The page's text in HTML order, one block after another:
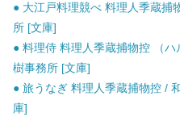
● 大江戸料理競べ 料理人季蔵捕
所 [文庫]
● 料理侍 料理人季蔵捕物控 （
樹事務所 [文庫]
● 旅うなぎ 料理人季蔵捕物控 /
庫]